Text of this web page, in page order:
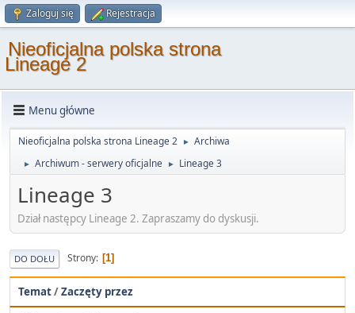
Zaloguj się Rejestracja
Nieoficjalna polska strona
Lineage 2
Menu główne
Nieoficjalna polska strona Lineage 2 ► Archiwa
► Archiwum - serwery oficjalne ► Lineage 3
Lineage 3
Dział następcy Lineage 2. Zapraszamy do dyskusji.
DO DOŁU Strony 1
Temat/Zaczęty przez